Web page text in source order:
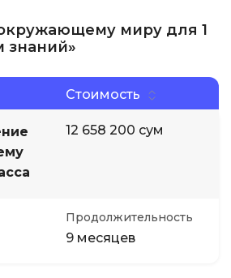
миру для 1
знаний»
Стоимость
12 658 200 сум
Продолжительность
9 месяцев